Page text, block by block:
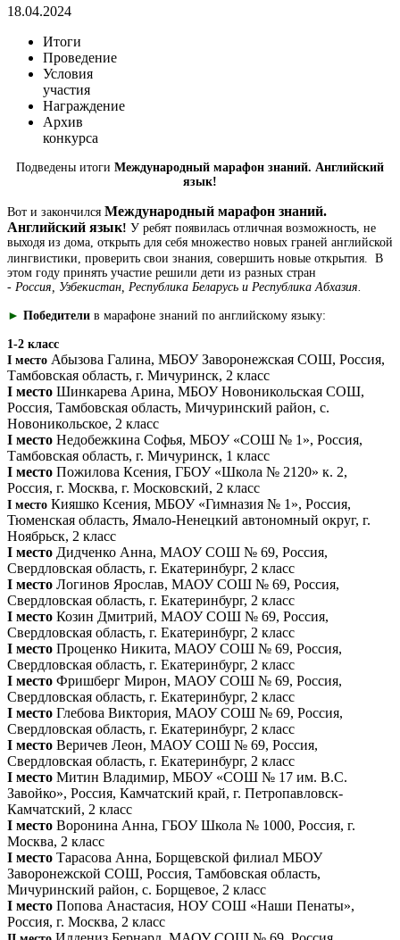
18.04.2024
Итоги
Проведение
Условия
участия
Награждение
Архив
конкурса
Подведены итоги Международный марафон знаний. Английский
язык!
Вот и закончился Международный марафон знаний.
Английский язык! У ребят появилась отличная возможность, не
выходя из дома, открыть для себя множество новых граней английской
лингвистики, проверить свои знания, совершить новые открытия.
В
этом году принять участие решили дети из разных стран
- Россия, Узбекистан, Республика Беларусь и Республика Абхазия.
► Победители в марафоне знаний по английскому языку:
1-2 класс
I место Абызова Галина, МБОУ Заворонежская СОШ, Россия,
Тамбовская область, г. Мичуринск, 2 класс
I место Шинкарева Арина, МБОУ Новоникольская СОШ,
Россия, Тамбовская область, Мичуринский район, с.
Новоникольское, 2 класс
I место Недобежкина Софья, МБОУ «СОШ № 1», Россия,
Тамбовская область, г. Мичуринск, 1 класс
I место Пожилова Ксения, ГБОУ «Школа № 2120» к. 2,
Россия, г. Москва, г. Московский, 2 класс
I место Кияшко Ксения, МБОУ «Гимназия № 1», Россия,
Тюменская область, Ямало-Ненецкий автономный округ, г.
Ноябрьск, 2 класс
I место Дидченко Анна, МАОУ СОШ № 69, Россия,
Свердловская область, г. Екатеринбург, 2 класс
I место Логинов Ярослав, МАОУ СОШ № 69, Россия,
Свердловская область, г. Екатеринбург, 2 класс
I место Козин Дмитрий, МАОУ СОШ № 69, Россия,
Свердловская область, г. Екатеринбург, 2 класс
I место Проценко Никита, МАОУ СОШ № 69, Россия,
Свердловская область, г. Екатеринбург, 2 класс
I место Фришберг Мирон, МАОУ СОШ № 69, Россия,
Свердловская область, г. Екатеринбург, 2 класс
I место Глебова Виктория, МАОУ СОШ № 69, Россия,
Свердловская область, г. Екатеринбург, 2 класс
I место Веричев Леон, МАОУ СОШ № 69, Россия,
Свердловская область, г. Екатеринбург, 2 класс
I место Митин Владимир, МБОУ «СОШ № 17 им. В.С.
Завойко», Россия, Камчатский край, г. Петропавловск-
Камчатский, 2 класс
I место Воронина Анна, ГБОУ Школа № 1000, Россия, г.
Москва, 2 класс
I место Тарасова Анна, Борщевской филиал МБОУ
Заворонежской СОШ, Россия, Тамбовская область,
Мичуринский район, с. Борщевое, 2 класс
I место Попова Анастасия, НОУ СОШ «Наши Пенаты»,
Россия, г. Москва, 2 класс